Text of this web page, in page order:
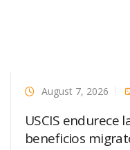
August 7, 2026
USCIS endurece
beneficios